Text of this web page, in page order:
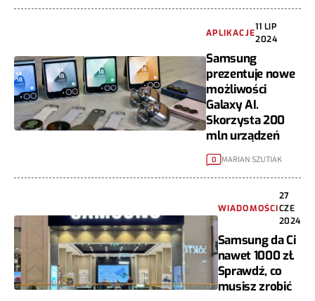
APLIKACJE
11 LIP
2024
Samsung
prezentuje nowe
możliwości
Galaxy AI.
Skorzysta 200
mln urządzeń
0 MARIAN SZUTIAK
WIADOMOŚCI
27
CZE
2024
Samsung da Ci
nawet 1000 zł.
Sprawdź, co
musisz zrobić